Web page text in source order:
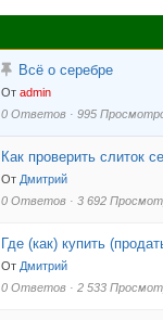
Всё о серебре
Отadmin
0 Ответов · 995
Как проверить слиток
От Дмитрий
0 Ответов · 3 692
Где (как) купить
От Дмитрий
0 Ответов · 2 533